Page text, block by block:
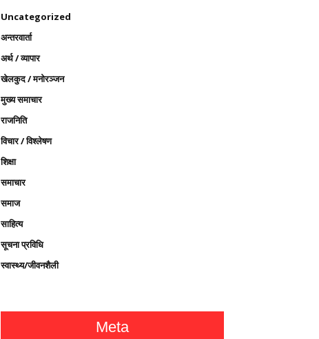
Uncategorized
अन्तरवार्ता
अर्थ / व्यापार
खेलकुद / मनोरञ्जन
मुख्य समाचार
राजनिति
विचार / विश्लेषण
शिक्षा
समाचार
समाज
साहित्य
सूचना प्रविधि
स्वास्थ्य/जीवनशैली
Meta